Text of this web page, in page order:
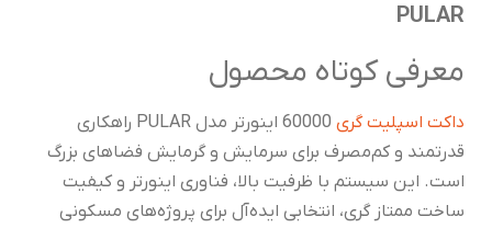
PULAR
معرفی کوتاه محصول
داکت اسپلیت گری
60000 اینورتر مدل PULAR راهکاری
قدرتمند و کم‌مصرف برای سرمایش و گرمایش فضاهای بزرگ
است. این سیستم با ظرفیت بالا، فناوری اینورتر و کیفیت
ساخت ممتاز گری، انتخابی ایده‌آل برای پروژه‌های مسکونی